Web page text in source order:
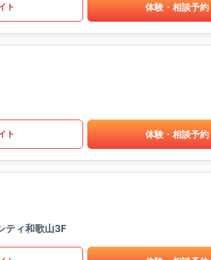
ト 体験・相談予約
ト 体験・相談予約
ティ和歌山3F